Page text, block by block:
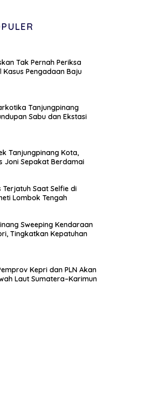
Tak Pernah Periksa
Kasus Pengadaan Baju
Tanjungpinang
Sabu dan Ekstasi
Tanjungpinang Kota,
Joni Sepakat Berdamai
Terjatuh Saat Selfie di
Lombok Tengah
Sweeping Kendaraan
Tingkatkan Kepatuhan
Kepri dan PLN Akan
Laut Sumatera–Karimun